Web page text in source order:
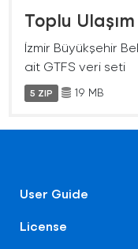
Toplu
İzmir Büyükşehir
ait GTFS veri seti
5 ZIP 19 MB
User Guide
License